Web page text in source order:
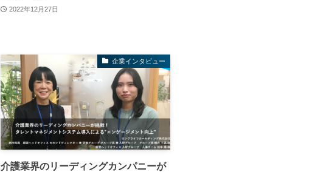
2022年12月27日
企業インタビュー
介護業界のリーディングカンパニーが